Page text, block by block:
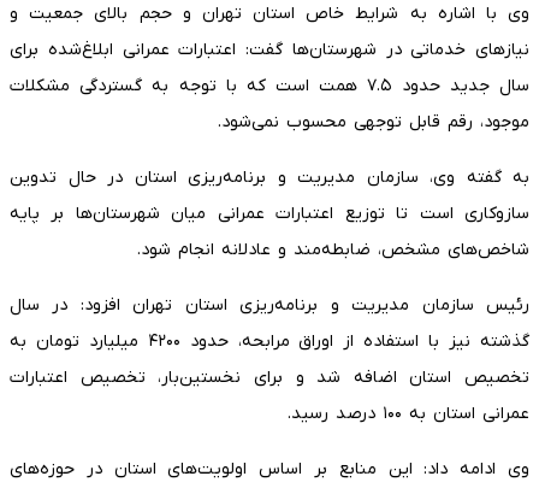
وی با اشاره به شرایط خاص استان تهران و حجم بالای جمعیت و
نیازهای خدماتی در شهرستان‌ها گفت: اعتبارات عمرانی ابلاغ‌شده برای
سال جدید حدود ۷.۵ همت است که با توجه به گستردگی مشکلات
موجود، رقم قابل توجهی محسوب نمی‌شود.
به گفته وی، سازمان مدیریت و برنامه‌ریزی استان در حال تدوین
سازوکاری است تا توزیع اعتبارات عمرانی میان شهرستان‌ها بر پایه
شاخص‌های مشخص، ضابطه‌مند و عادلانه انجام شود.
رئیس سازمان مدیریت و برنامه‌ریزی استان تهران افزود: در سال
گذشته نیز با استفاده از اوراق مرابحه، حدود ۴۲۰۰ میلیارد تومان به
تخصیص استان اضافه شد و برای نخستین‌بار، تخصیص اعتبارات
عمرانی استان به ۱۰۰ درصد رسید.
وی ادامه داد: این منابع بر اساس اولویت‌های استان در حوزه‌های